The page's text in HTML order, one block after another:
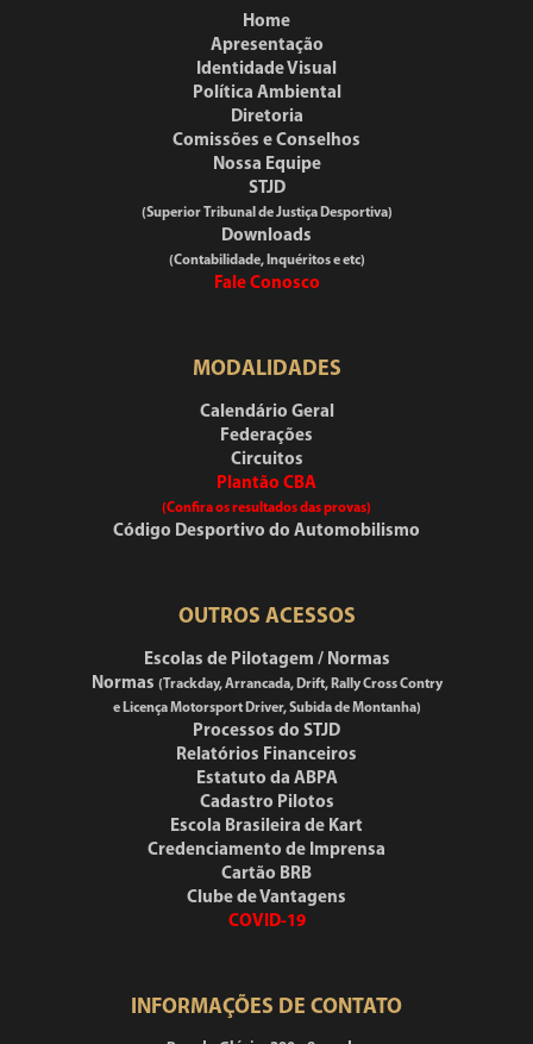
Home
Apresentação
Identidade Visual
Política Ambiental
Diretoria
Comissões e Conselhos
Nossa Equipe
STJD
(Superior Tribunal de Justiça Desportiva)
Downloads
(Contabilidade, Inquéritos e etc)
Fale Conosco
MODALIDADES
Calendário Geral
Federações
Circuitos
Plantão CBA
(Confira os resultados das provas)
Código Desportivo do Automobilismo
OUTROS ACESSOS
Escolas de Pilotagem / Normas
Normas (Trackday, Arrancada, Drift, Rally Cross Contry
e Licença Motorsport Driver, Subida de Montanha)
Processos do STJD
Relatórios Financeiros
Estatuto da ABPA
Cadastro Pilotos
Escola Brasileira de Kart
Credenciamento de Imprensa
Cartão BRB
Clube de Vantagens
COVID-19
INFORMAÇÕES DE CONTATO